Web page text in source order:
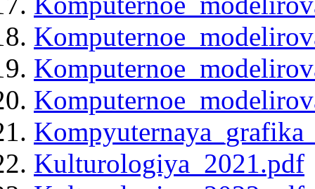
Kulturologiya_2021.pdf